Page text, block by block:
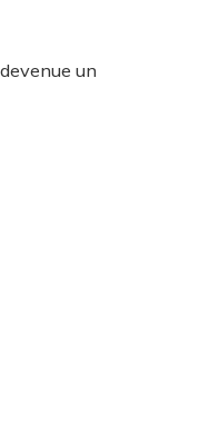
un